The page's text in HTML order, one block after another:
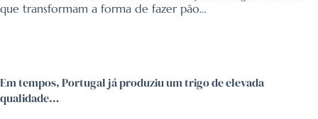
que transformam a forma de fazer pão…
Em tempos, Portugal já produziu um trigo de elevada
qualidade…